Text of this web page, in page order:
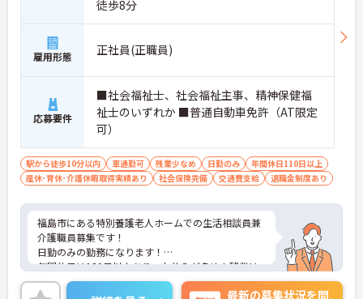
徒歩8分
雇用形態 正社員(正職員)
応募要件
■社会福祉士、社会福祉主事、精神保健福
祉士のいずれか ■普通自動車免許（AT限定
可）
駅から徒歩10分以内 車通勤可 残業少なめ 日勤のみ
年間休日110日以上
産休･育休･介護休暇取得実績あり
社会保険完備 交通費支給 退職金制度あり
福島市にある特別養護老人ホームでの生活相談員兼
介護職員募集です！
日勤のみの勤務になります！
年間休日は120日以上あり、お休みが多め！残業は
少なめでプライベートの時間も大切にできる環境で
す◎
最新の募集状況を問